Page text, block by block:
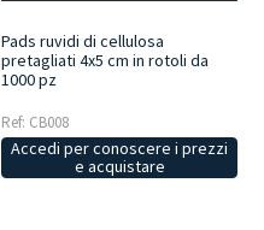
Pads ruvidi di cellulosa
pretagliati 4x5 cm in rotoli da
1000 pz
Ref: CB008
Accedi per conoscere i prezzi
e acquistare